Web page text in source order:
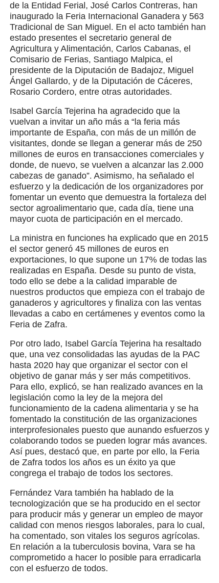
de la Entidad Ferial, José Carlos Contreras, han
inaugurado la Feria Internacional Ganadera y 563
Tradicional de San Miguel. En el acto también han
estado presentes el secretario general de
Agricultura y Alimentación, Carlos Cabanas, el
Comisario de Ferias, Santiago Malpica, el
presidente de la Diputación de Badajoz, Miguel
Ángel Gallardo, y de la Diputación de Cáceres,
Rosario Cordero, entre otras autoridades.
Isabel García Tejerina ha agradecido que la
vuelvan a invitar un año más a “la feria más
importante de España, con más de un millón de
visitantes, donde se llegan a generar más de 250
millones de euros en transacciones comerciales y
donde, de nuevo, se vuelven a alcanzar las 2.000
cabezas de ganado”. Asimismo, ha señalado el
esfuerzo y la dedicación de los organizadores por
fomentar un evento que demuestra la fortaleza del
sector agroalimentario que, cada día, tiene una
mayor cuota de participación en el mercado.
La ministra en funciones ha explicado que en 2015
el sector generó 45 millones de euros en
exportaciones, lo que supone un 17% de todas las
realizadas en España. Desde su punto de vista,
todo ello se debe a la calidad imparable de
nuestros productos que empieza con el trabajo de
ganaderos y agricultores y finaliza con las ventas
llevadas a cabo en certámenes y eventos como la
Feria de Zafra.
Por otro lado, Isabel García Tejerina ha resaltado
que, una vez consolidadas las ayudas de la PAC
hasta 2020 hay que organizar el sector con el
objetivo de ganar más y ser más competitivos.
Para ello, explicó, se han realizado avances en la
legislación como la ley de la mejora del
funcionamiento de la cadena alimentaria y se ha
fomentado la constitución de las organizaciones
interprofesionales puesto que aunando esfuerzos y
colaborando todos se pueden lograr más avances.
Así pues, destacó que, en parte por ello, la Feria
de Zafra todos los años es un éxito ya que
congrega el trabajo de todos los sectores.
Fernández Vara también ha hablado de la
tecnologización que se ha producido en el sector
para producir más y generar un empleo de mayor
calidad con menos riesgos laborales, para lo cual,
ha comentado, son vitales los seguros agrícolas.
En relación a la tuberculosis bovina, Vara se ha
comprometido a hacer lo posible para erradicarla
con el esfuerzo de todos.